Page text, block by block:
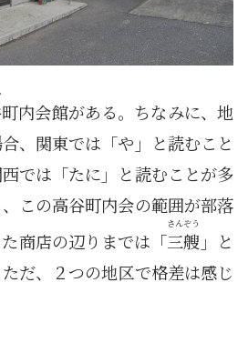
町内会館がある。ちなみに、地
、関東では「や」と読むこと
では「たに」と読むことが多
この高谷町内会の範囲が部落
商店の辺りまでは「三艘
さんぞう
」と
だ、２つの地区で格差は感じ